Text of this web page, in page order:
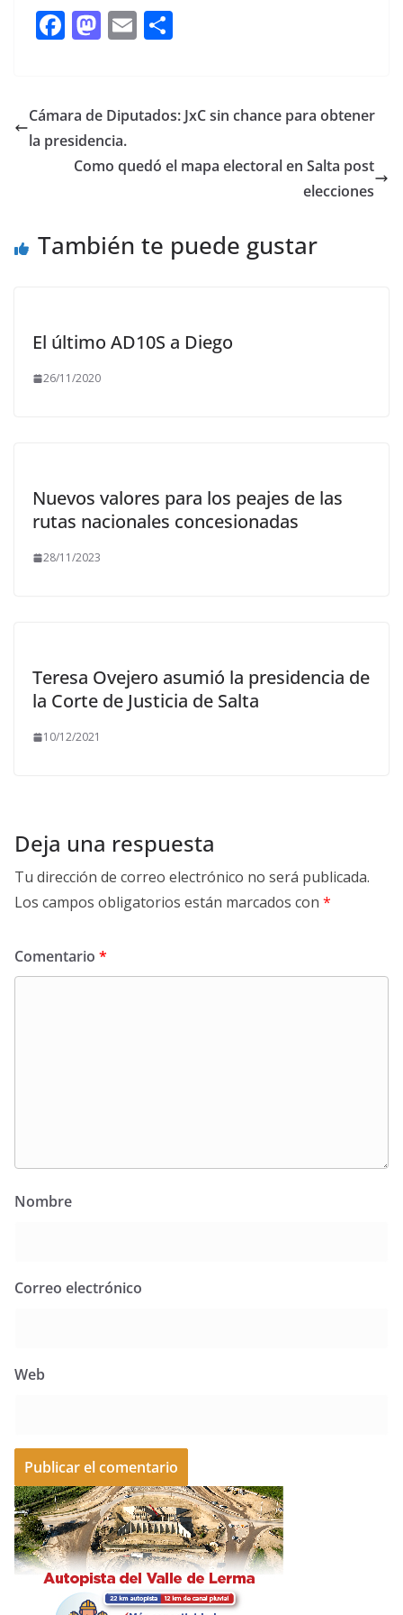
F
b
o
o
M
d
o
n
E
l p
ti
Cámara de Diputados: JxC sin chance para obtener
la presidencia.
Como quedó el mapa electoral en Salta post
elecciones
También te puede gustar
El último AD10S a Diego
26/11/2020
Nuevos valores para los peajes de las
rutas nacionales concesionadas
28/11/2023
Teresa Ovejero asumió la presidencia de
la Corte de Justicia de Salta
10/12/2021
Deja una respuesta
Tu dirección de correo electrónico no será publicada.
Los campos obligatorios están marcados con *
Comentario *
Nombre
Correo electrónico
Web
A
l
t
e